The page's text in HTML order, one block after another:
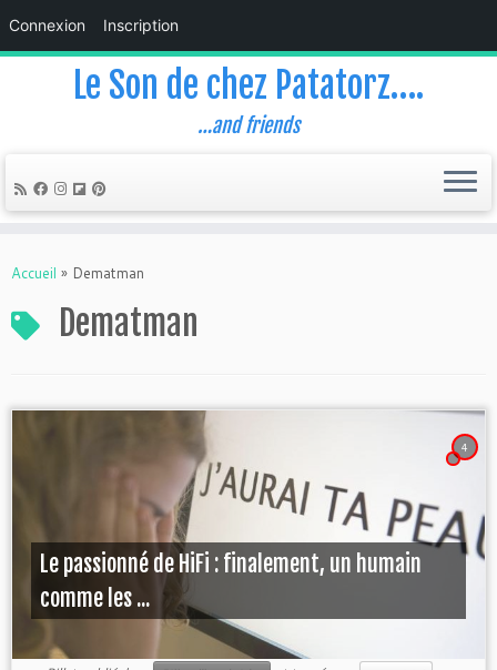
Connexion Inscription
Le Son de chez Patatorz….
…and friends
Accueil » Dematman
Dematman
4
Le passionné de HiFi : finalement, un humain
comme les ...